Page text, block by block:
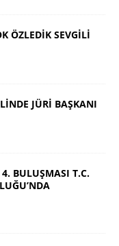
ÖZLEDİK SEVGİLİ
JÜRİ BAŞKANI
4. BULUŞMASI T.C.